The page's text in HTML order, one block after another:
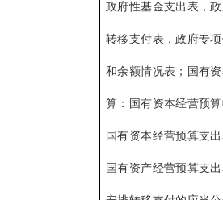
政府性基金支出表，
转移支付表，政府专
和余额情况表；国有
算：国有资本经营预
国有资本经营预算支
国有资产经营预算支